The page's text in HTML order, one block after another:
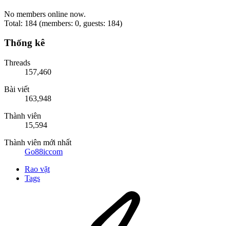
No members online now.
Total: 184 (members: 0, guests: 184)
Thống kê
Threads
157,460
Bài viết
163,948
Thành viên
15,594
Thành viên mới nhất
Go88iccom
Rao vặt
Tags